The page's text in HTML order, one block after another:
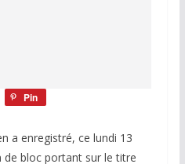
Pin
a enregistré, ce lundi 13
de bloc portant sur le titre